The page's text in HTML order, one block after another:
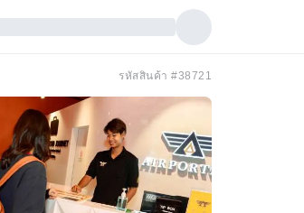
รหัสสินค้า #38721